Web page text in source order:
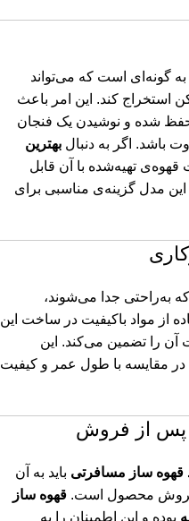
به گونه‌ای است که می‌تواند
استخراج کند. این امر باعث
شده و نوشیدن یک فنجان
باشد. اگر به دنبال بهترین
قهوه‌ی تهیه‌شده با آن قابل
مدل گزینه‌ی مناسبی برای
به‌راحتی جدا می‌شوند،
از مواد باکیفیت در ساخت این
آن را تضمین می‌کند. این
در مقایسه با طول عمر و کیفیت
قهوه‌ ساز مسافرتی باید به آن
فروش محصول است. قهوه ساز
بوده و این اطمینان را به